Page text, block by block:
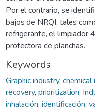
Por el contrario, se
bajos de NRQI, tales
refrigerante, el limpiador
protectora de planchas.
Keywords
Graphic industry, chemical
recovery, prioritization,
inhalación, identificación,